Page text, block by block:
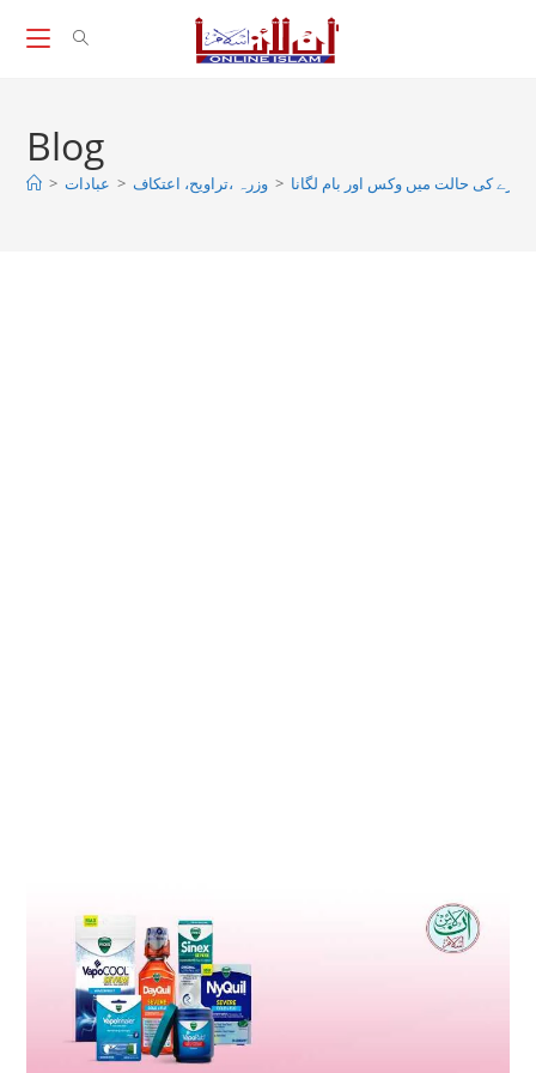
Blog
> عبادات > وزرہ ،تراويح، اعتكاف > روزے كى حالت ميں وکس اور بام لگانا